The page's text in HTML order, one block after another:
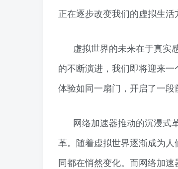
正在逐步改变我们的虚拟生活
虚拟世界的未来在于真实
的不断演进，我们即将迎来
体验如同一扇门，开启了一段
网络加速器推动的沉浸式
革。随着虚拟世界逐渐成为
同都在悄然变化。而网络加速